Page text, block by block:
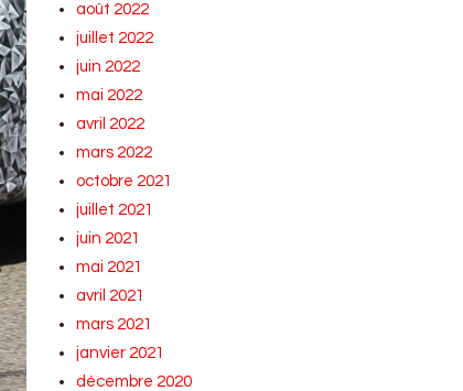
août 2022
juillet 2022
juin 2022
mai 2022
avril 2022
mars 2022
octobre 2021
juillet 2021
juin 2021
mai 2021
avril 2021
mars 2021
janvier 2021
décembre 2020